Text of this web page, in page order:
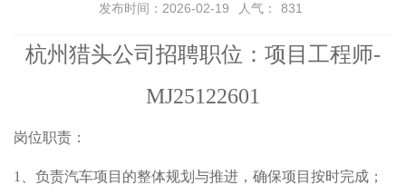
发布时间：2026-02-19 人气： 831
杭州猎头公司招聘职位：项目工程师-
MJ25122601
岗位职责：
1、负责汽车项目的整体规划与推进，确保项目按时完成；